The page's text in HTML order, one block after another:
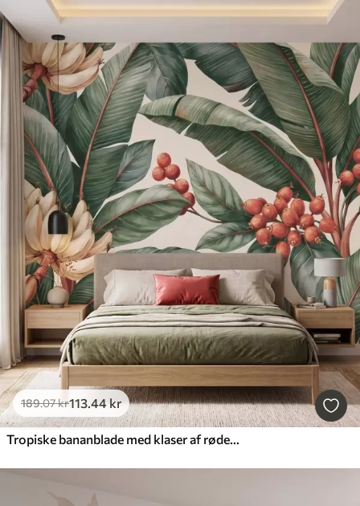
189.07kr113.44 kr
Tropiske bananblade med klaser af røde kaffebær, i akvarelstil